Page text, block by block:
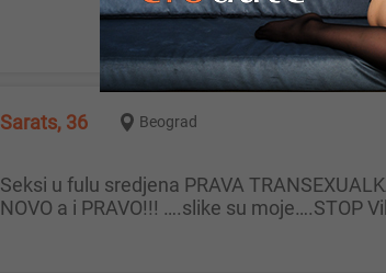
Sarats, 36 Beograd
Seksi u fulu sredjena PRAVA TRANSEXUALKA sa pravim grudima 5 u erotskom vesu za muskarce koji zele probati nesto
NOVO a i PRAVO!!! ….slike su moje….STOP